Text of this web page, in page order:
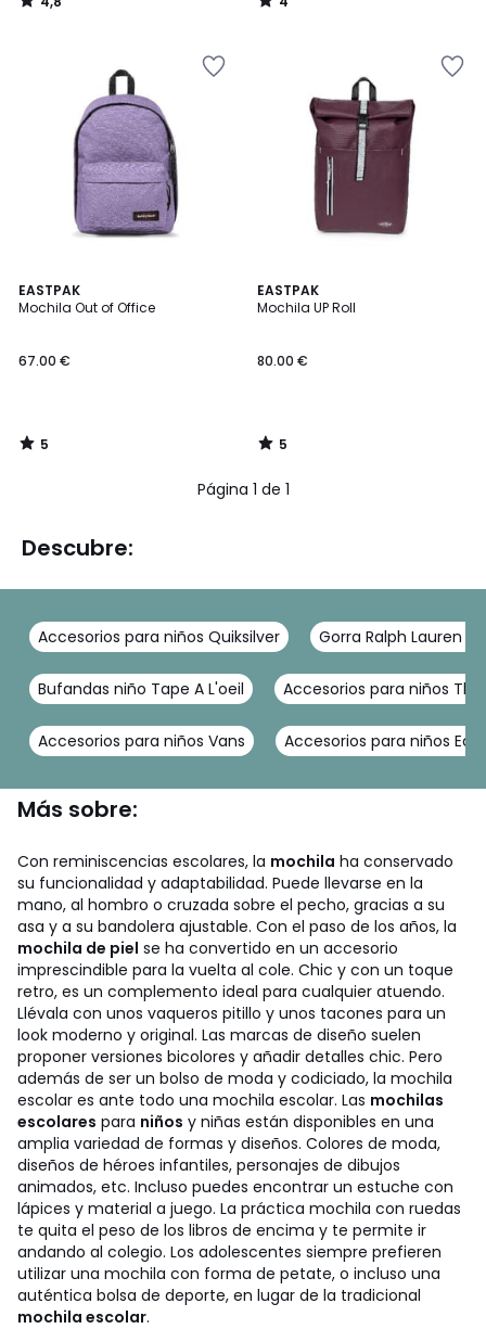
/
/
EASTPAK
Mochila Out of Office
67.00 €
5
/
5
/
EASTPAK
Mochila UP Roll
80.00 €
5
/
5
/
Página 1 de 1
Descubre:
Accesorios para niños Quiksilver Gorra Ralph Lauren
Bufandas niño Tape A L'oeil Accesorios para niños
Accesorios para niños Vans Accesorios para niños
Más sobre:
Con reminiscencias escolares, la mochila ha conservado
su funcionalidad y adaptabilidad. Puede llevarse en la
mano, al hombro o cruzada sobre el pecho, gracias a su
asa y a su bandolera ajustable. Con el paso de los años, la
mochila de piel se ha convertido en un accesorio
imprescindible para la vuelta al cole. Chic y con un toque
retro, es un complemento ideal para cualquier atuendo.
Llévala con unos vaqueros pitillo y unos tacones para un
look moderno y original. Las marcas de diseño suelen
proponer versiones bicolores y añadir detalles chic. Pero
además de ser un bolso de moda y codiciado, la mochila
escolar es ante todo una mochila escolar. Las mochilas
escolares para niños y niñas están disponibles en una
amplia variedad de formas y diseños. Colores de moda,
diseños de héroes infantiles, personajes de dibujos
animados, etc. Incluso puedes encontrar un estuche con
lápices y material a juego. La práctica mochila con ruedas
te quita el peso de los libros de encima y te permite ir
andando al colegio. Los adolescentes siempre prefieren
utilizar una mochila con forma de petate, o incluso una
auténtica bolsa de deporte, en lugar de la tradicional
mochila escolar.